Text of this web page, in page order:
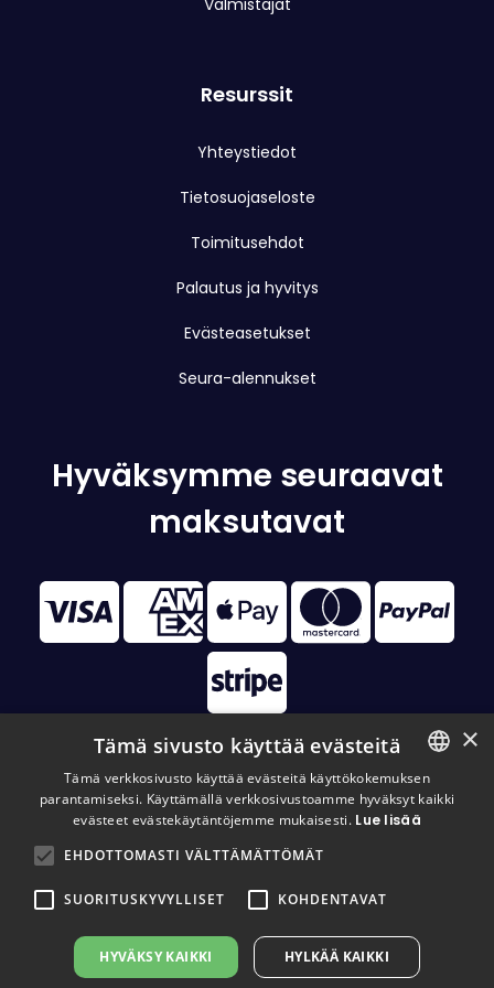
Valmistajat
Resurssit
Yhteystiedot
Tietosuojaseloste
Toimitusehdot
Palautus ja hyvitys
Evästeasetukset
Seura-alennukset
Hyväksymme seuraavat
maksutavat
© 2026 Disc Golf Monster All Rights Reserved
FINNISH
×
Tämä sivusto käyttää evästeitä
Tämä verkkosivusto käyttää evästeitä käyttökokemuksen
parantamiseksi. Käyttämällä verkkosivustoamme hyväksyt kaikki
evästeet evästekäytäntöjemme mukaisesti. Lue lisää
EHDOTTOMASTI VÄLTTÄMÄTTÖMÄT
SUORITUSKYVYLLISET KOHDENTAVAT
HYVÄKSY KAIKKI HYLKÄÄ KAIKKI